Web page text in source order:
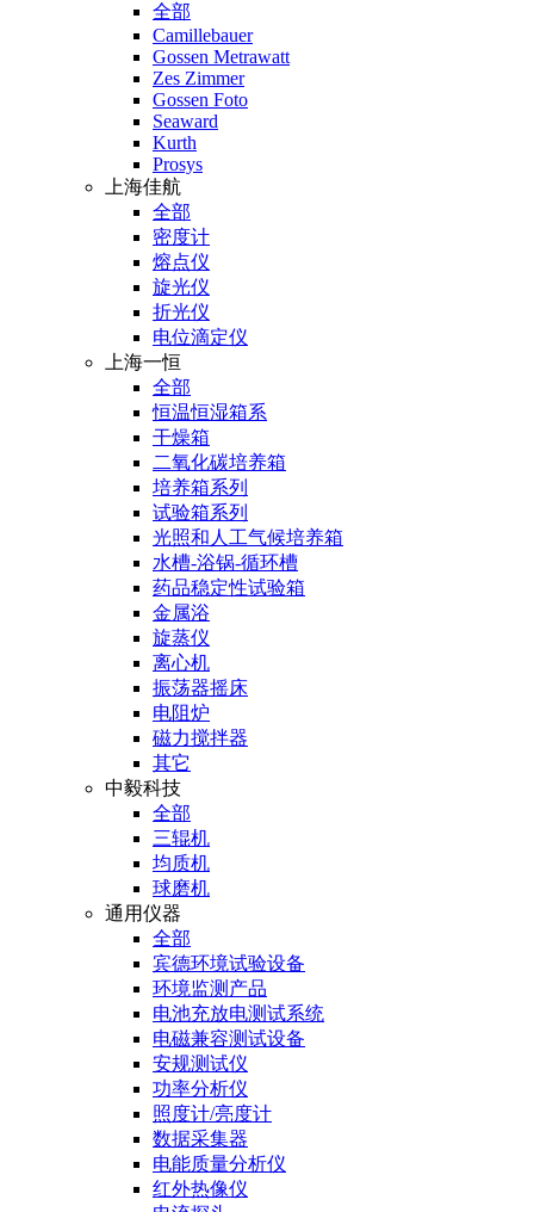
全部
Camillebauer
Gossen Metrawatt
Zes Zimmer
Gossen Foto
Seaward
Kurth
Prosys
上海佳航
全部
密度计
熔点仪
旋光仪
折光仪
电位滴定仪
上海一恒
全部
恒温恒湿箱系
干燥箱
二氧化碳培养箱
培养箱系列
试验箱系列
光照和人工气候培养箱
水槽-浴锅-循环槽
药品稳定性试验箱
金属浴
旋蒸仪
离心机
振荡器摇床
电阻炉
磁力搅拌器
其它
中毅科技
全部
三辊机
均质机
球磨机
通用仪器
全部
宾德环境试验设备
环境监测产品
电池充放电测试系统
电磁兼容测试设备
安规测试仪
功率分析仪
照度计/亮度计
数据采集器
电能质量分析仪
红外热像仪